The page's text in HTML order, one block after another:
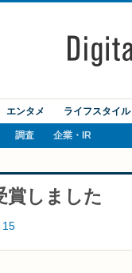
エンタメ ライフスタイル
調査 企業・IR
賞しました
15